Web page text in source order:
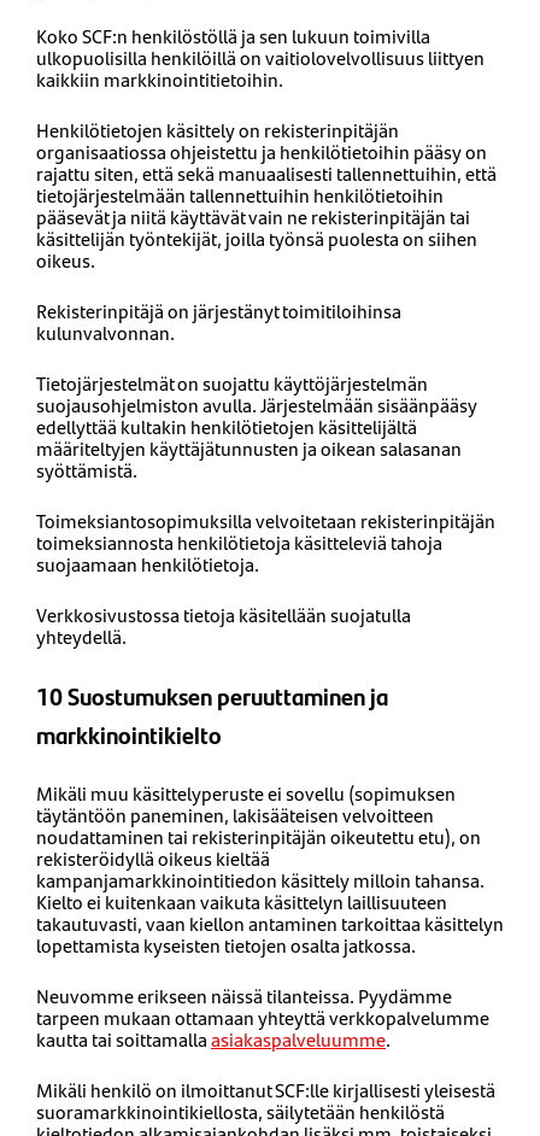
Koko SCF:n henkilöstöllä ja sen lukuun toimivilla
ulkopuolisilla henkilöillä on vaitiolovelvollisuus liittyen
kaikkiin markkinointitietoihin.
Henkilötietojen käsittely on rekisterinpitäjän
organisaatiossa ohjeistettu ja henkilötietoihin pääsy on
rajattu siten, että sekä manuaalisesti tallennettuihin, että
tietojärjestelmään tallennettuihin henkilötietoihin
pääsevät ja niitä käyttävät vain ne rekisterinpitäjän tai
käsittelijän työntekijät, joilla työnsä puolesta on siihen
oikeus.
Rekisterinpitäjä on järjestänyt toimitiloihinsa
kulunvalvonnan.
Tietojärjestelmät on suojattu käyttöjärjestelmän
suojausohjelmiston avulla. Järjestelmään sisäänpääsy
edellyttää kultakin henkilötietojen käsittelijältä
määriteltyjen käyttäjätunnusten ja oikean salasanan
syöttämistä.
Toimeksiantosopimuksilla velvoitetaan rekisterinpitäjän
toimeksiannosta henkilötietoja käsitteleviä tahoja
suojaamaan henkilötietoja.
Verkkosivustossa tietoja käsitellään suojatulla
yhteydellä.
10 Suostumuksen peruuttaminen ja
markkinointikielto
Mikäli muu käsittelyperuste ei sovellu (sopimuksen
täytäntöön paneminen, lakisääteisen velvoitteen
noudattaminen tai rekisterinpitäjän oikeutettu etu), on
rekisteröidyllä oikeus kieltää
kampanjamarkkinointitiedon käsittely milloin tahansa.
Kielto ei kuitenkaan vaikuta käsittelyn laillisuuteen
takautuvasti, vaan kiellon antaminen tarkoittaa käsittelyn
lopettamista kyseisten tietojen osalta jatkossa.
Neuvomme erikseen näissä tilanteissa. Pyydämme
tarpeen mukaan ottamaan yhteyttä verkkopalvelumme
kautta tai soittamallaasiakaspalveluumme.
Mikäli henkilö on ilmoittanut SCF:lle kirjallisesti yleisestä
suoramarkkinointikiellosta, säilytetään henkilöstä